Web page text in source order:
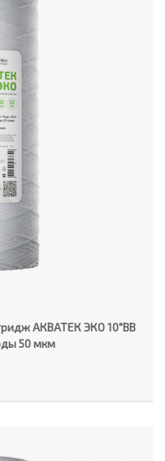
АКВАТЕК ЭКО 10"ВВ
50 мкм